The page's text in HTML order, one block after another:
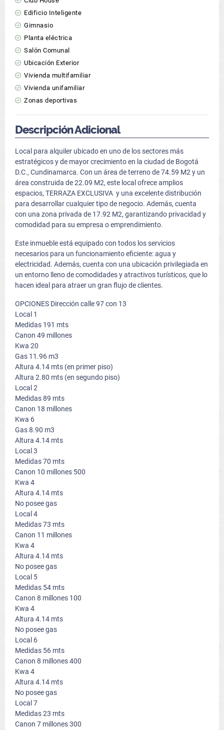
Edificio Inteligente
Gimnasio
Planta eléctrica
Salón Comunal
Ubicación Exterior
Vivienda multifamiliar
Vivienda unifamiliar
Zonas deportivas
Descripción Adicional
Local para alquiler ubicado en uno de los sectores más
estratégicos y de mayor crecimiento en la ciudad de Bogotá
D.C., Cundinamarca. Con un área de terreno de 74.59 M2 y un
área construida de 22.09 M2, este local ofrece amplios
espacios, TERRAZA EXCLUSIVA y una excelente distribución
para desarrollar cualquier tipo de negocio. Además, cuenta
con una zona privada de 17.92 M2, garantizando privacidad y
comodidad para su empresa o emprendimiento.
Este inmueble está equipado con todos los servicios
necesarios para un funcionamiento eficiente: agua y
electricidad. Además, cuenta con una ubicación privilegiada en
un entorno lleno de comodidades y atractivos turísticos, que lo
hacen ideal para atraer un gran flujo de clientes.
OPCIONES Dirección calle 97 con 13
Local 1
Medidas 191 mts
Canon 49 millones
Kwa 20
Gas 11.96 m3
Altura 4.14 mts (en primer piso)
Altura 2.80 mts (en segundo piso)
Local 2
Medidas 89 mts
Canon 18 millones
Kwa 6
Gas 8.90 m3
Altura 4.14 mts
Local 3
Medidas 70 mts
Canon 10 millones 500
Kwa 4
Altura 4.14 mts
No posee gas
Local 4
Medidas 73 mts
Canon 11 millones
Kwa 4
Altura 4.14 mts
No posee gas
Local 5
Medidas 54 mts
Canon 8 millones 100
Kwa 4
Altura 4.14 mts
No posee gas
Local 6
Medidas 56 mts
Canon 8 millones 400
Kwa 4
Altura 4.14 mts
No posee gas
Local 7
Medidas 23 mts
Canon 7 millones 300